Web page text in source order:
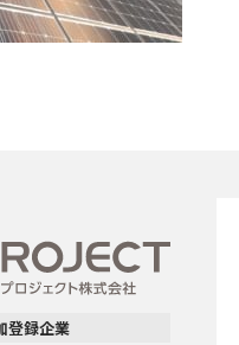
登録企業